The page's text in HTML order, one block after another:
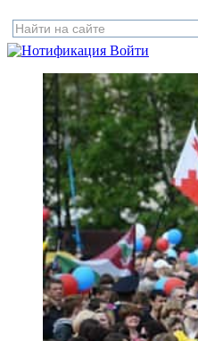
Войти